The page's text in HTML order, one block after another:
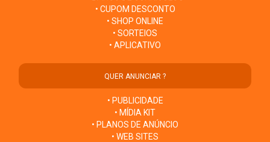
• CUPOM DESCONTO
• SHOP ONLINE
• SORTEIOS
• APLICATIVO
QUER ANUNCIAR ?
• PUBLICIDADE
• MÍDIA KIT
• PLANOS DE ANÚNCIO
• WEB SITES